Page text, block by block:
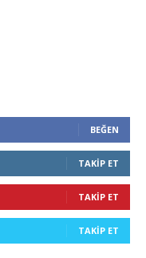
BEĞEN
TAKIP ET
TAKIP ET
TAKIP ET